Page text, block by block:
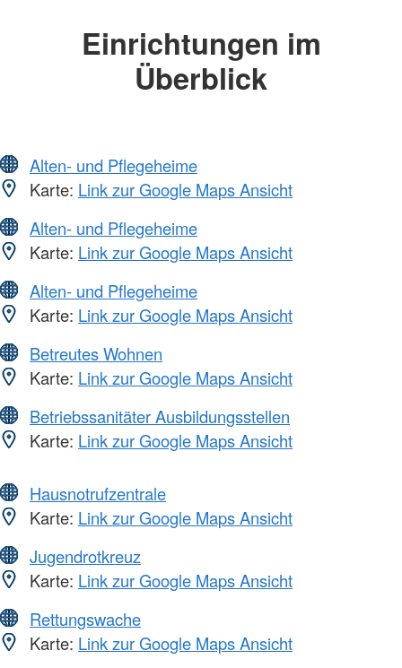
Einrichtungen im
Überblick
Alten- und Pflegeheime
Karte: Link zur Google Maps Ansicht
Alten- und Pflegeheime
Karte: Link zur Google Maps Ansicht
Alten- und Pflegeheime
Karte: Link zur Google Maps Ansicht
Betreutes Wohnen
Karte: Link zur Google Maps Ansicht
Betriebssanitäter Ausbildungsstellen
Karte: Link zur Google Maps Ansicht
Hausnotrufzentrale
Karte: Link zur Google Maps Ansicht
Jugendrotkreuz
Karte: Link zur Google Maps Ansicht
Rettungswache
Karte: Link zur Google Maps Ansicht